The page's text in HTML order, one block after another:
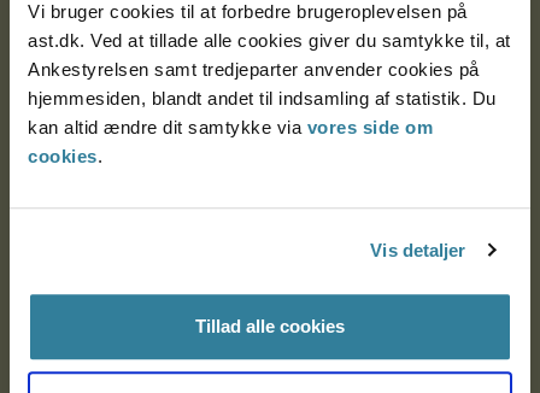
Vi bruger cookies til at forbedre brugeroplevelsen på
ast.dk. Ved at tillade alle cookies giver du samtykke til, at
Ankestyrelsen samt tredjeparter anvender cookies på
hjemmesiden, blandt andet til indsamling af statistik. Du
kan altid ændre dit samtykke via vores side om
cookies.
Vis detaljer
Tillad alle cookies
Postadresse:
Nytorv 7, 2. sal
9000 Aalborg
EAN: 57 98 000 35 48 21